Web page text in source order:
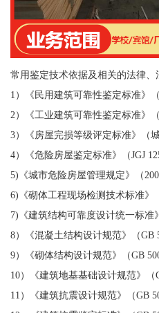
常用鉴定技术依据及相关的法律、
1）《民用建筑可靠性鉴定标准》
2）《工业建筑可靠性鉴定标准》
3）《房屋完损等级评定标准》（
4）《危险房屋鉴定标准》（JGJ
5)《城市危险房屋管理规定》（
6)《砌体工程现场检测技术标准》
7)《建筑结构可靠度设计统一标准
8）《混凝土结构设计规范》（GB
9）《砌体结构设计规范》（GB
10）《建筑地基基础设计规范》（
11）《建筑抗震设计规范》（GB